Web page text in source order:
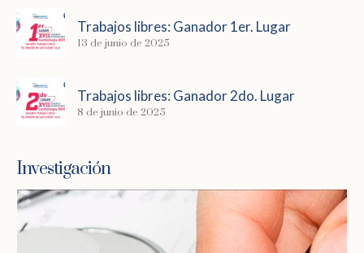
Trabajos libres: Ganador 1er. Lugar
13 de junio de 2025
Trabajos libres: Ganador 2do. Lugar
8 de junio de 2025
Investigación